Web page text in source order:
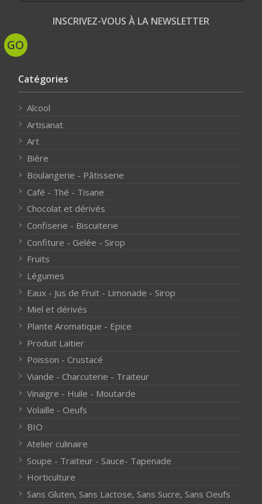
INSCRIVEZ-VOUS À LA NEWSLETTER
Catégories
Alcool
Artisanat
Art
Bière
Boulangerie - Pâtisserie
Café - Thé - Tisane
Chocolat et dérivés
Confiserie - Biscuiterie
Confiture - Gelée - Sirop
Fruits
Légumes
Eaux - Jus de Fruit - Limonade - Sirop
Miel et dérivés
Plante Aromatique - Epice
Produit Laitier
Poisson - Crustacé
Viande - Charcuterie - Traiteur
Vinaigre - Huile - Moutarde
Volaille - Oeufs
BIO
Atelier culinaire
Soupe - Traiteur - Sauce- Tapenade
Horticulture
Sans Gluten, Sans Lactose, Sans Sucre, Sans Oeufs